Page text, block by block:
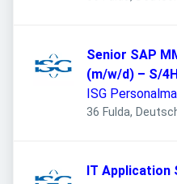
Senior SAP
(m/w/d) – S/
ISG
36 Fulda,
IT Application